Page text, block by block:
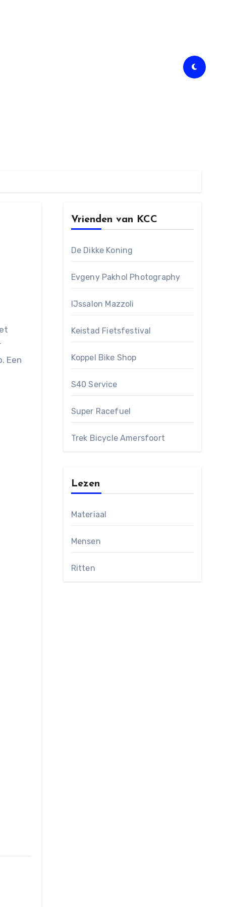
Een
Vrienden van KCC
De Dikke Koning
Evgeny Pakhol Photography
IJssalon Mazzoli
Keistad Fietsfestival
Koppel Bike Shop
S40 Service
Super Racefuel
Trek Bicycle Amersfoort
Lezen
Materiaal
Mensen
Ritten